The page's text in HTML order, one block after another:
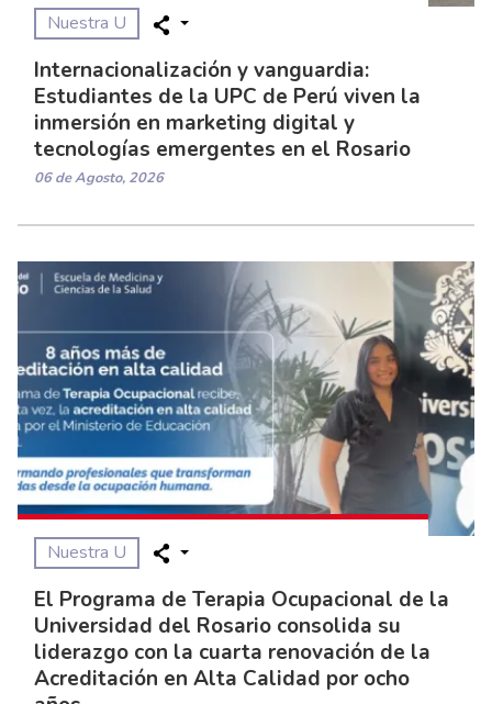
Nuestra U
Internacionalización y vanguardia:
Estudiantes de la UPC de Perú viven la
inmersión en marketing digital y
tecnologías emergentes en el Rosario
06 de Agosto, 2026
Nuestra U
El Programa de Terapia Ocupacional de la
Universidad del Rosario consolida su
liderazgo con la cuarta renovación de la
Acreditación en Alta Calidad por ocho